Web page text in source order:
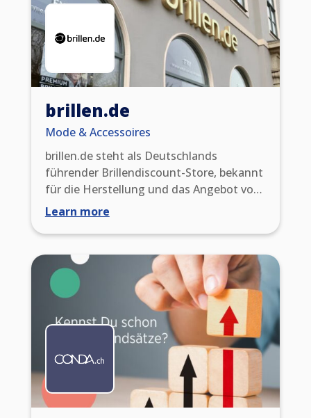
brillen.de
Mode & Accessoires
brillen.de steht als Deutschlands
führender Brillendiscount-Store, bekannt
für die Herstellung und das Angebot von
hochwertigen progressiven und
Preisen. Im Laufe eines Jahrzehnts haben
unsere Produkte das Vertrauen von mehr
als 3 Millionen Kunden gewonnen.
Learn more